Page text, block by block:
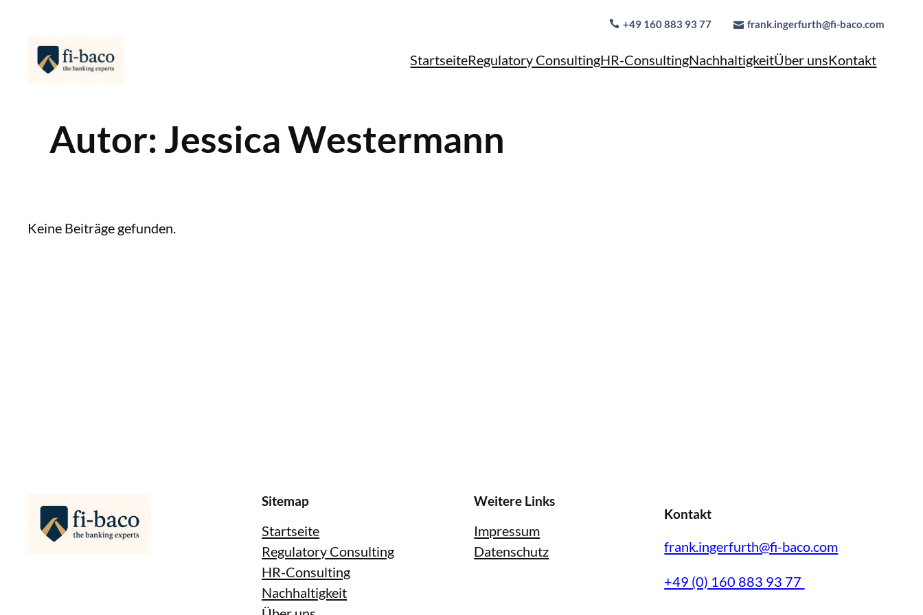
springen
+49 160 883 93 77 frank.ingerfurth@fi-baco.com
StartseiteRegulatory ConsultingHR-ConsultingNachhaltigkeitÜber unsKontakt
Autor: Jessica Westermann
Keine Beiträge gefunden.
Sitemap
Startseite
Regulatory Consulting
HR-Consulting
Nachhaltigkeit
Weitere Links
Impressum
Datenschutz
Kontakt
frank.ingerfurth@fi-baco.com
+49 (0) 160 883 93 77